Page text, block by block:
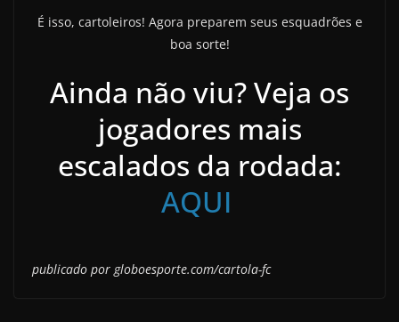
É isso, cartoleiros! Agora preparem seus esquadrões e
boa sorte!
Ainda não viu? Veja os
jogadores mais
escalados da rodada:
AQUI
publicado por globoesporte.com/cartola-fc